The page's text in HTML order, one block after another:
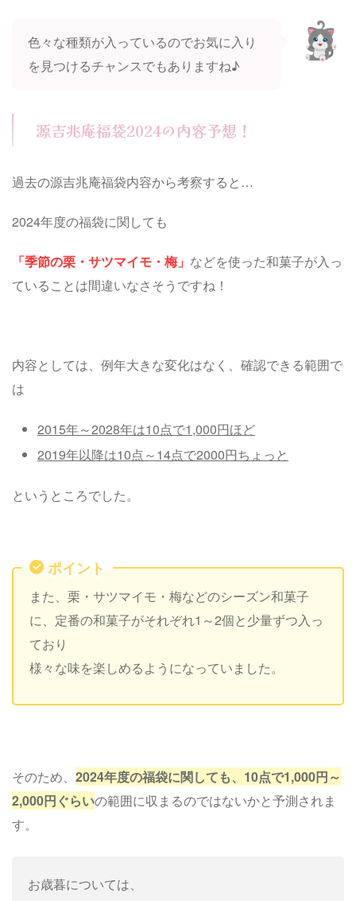
色々な種類が入っているのでお気に入り
を見つけるチャンスでもありますね♪
源吉兆庵福袋2024の内容予想！
過去の源吉兆庵福袋内容から考察すると…
2024年度の福袋に関しても
「季節の栗・サツマイモ・梅」 などを使った和菓子が入っ
ていることは間違いなさそうですね！
内容としては、例年大きな変化はなく、確認できる範囲で
は
2015年～2028年は10点で1,000円ほど
2019年以降は10点～14点で2000円ちょっと
というところでした。
ポイント
また、栗・サツマイモ・梅などのシーズン和菓子
に、定番の和菓子がそれぞれ1～2個と少量ずつ入っ
ており
様々な味を楽しめるようになっていました。
そのため、 2024年度の福袋に関しても、10点で1,000円～
2,000円ぐらいの範囲に収まるのではないかと予測されま
す。
お歳暮については、